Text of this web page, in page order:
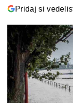
Pridaj si